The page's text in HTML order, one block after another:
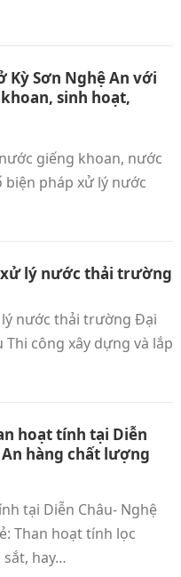
Kỳ Sơn Nghệ An với
sinh hoạt,
giếng khoan, nước
biện pháp xử lý nước
xử lý nước thải trường
lý nước thải trường Đại
Thi công xây dựng và lắp
hoạt tính tại Diễn
An hàng chất lượng
tại Diễn Châu‎- Nghệ
Than hoạt tính lọc
sắt, hay…